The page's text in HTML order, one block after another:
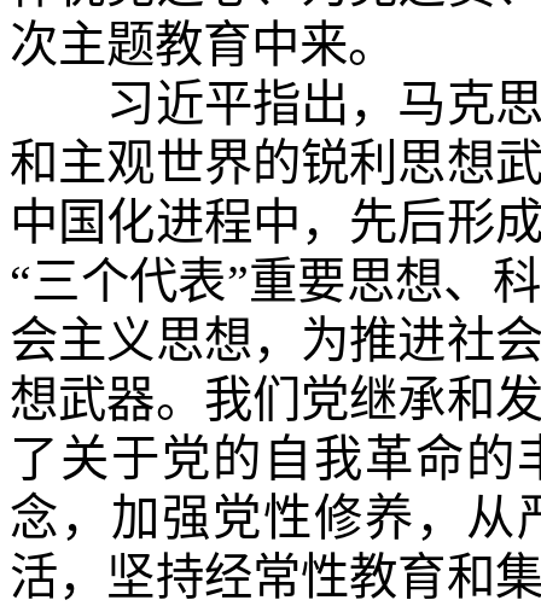
次主题教育中来。
习近平指出，马克思
和主观世界的锐利思想
中国化进程中，先后形
“三个代表”重要思想、
会主义思想，为推进社
想武器。我们党继承和
了关于党的自我革命的
念，加强党性修养，从
活，坚持经常性教育和